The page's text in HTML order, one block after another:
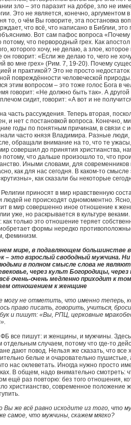
зло – это паразит на добре, зло не
Это не является, конечно, аргументом
то, о чём Вы говорите, эта постановка
что всё, что написано в Библии, это
Вот сам пафос вопроса
потому, что первородный грех. Как
которого хочу, не делаю, а злое,
он говорит: «Если же делаю то, чего не
во мне грех» (Рим. 7, 19-20). Почему
и практикой? Это не просто
повреждённости человеческой
этим вопросом – это тоже голос Бога в
говорит: «Не должно быть так». А другой
сидит, говорит: «А вот и не
часть рассуждения. Теперь вторая,
и нет с постановкой вопроса. Конечно,
годы по понятным причинам, в связи с
часто князя Владимира. Разные
обращали внимание на то, что те
совершил до принятия христианства,
потому, что дальше произошло то, что
Иными словами, для современников
как для нас сегодня. В каком-то
как сказали бы некоторые
приносят в мир нравственную
людей не происходят одномоментно.
в мир совершенно иное отношение к
уже, но раскрывается в культуре
как только это отношение теряет
формы нередко
феминизм.
мире, в подавляющем большинстве
– это взрослый свободный мужчина.
в полном смысле слова не
через культ Богородицы,
очень-очень медленно приходит к
отношением к женщине
могу не отметить, что именно теперь,
право писать, говорить, учиться,
и пишут: «Вы, РПЦ, церковные
все пишут: и женщины, и мужчины. Здесь
отдельным случаем, потому что где-то
дают повод. Нельзя же сказать, что все
белые и очаровательно пушистые,
нас оклеветать. Иногда нужно просто
В общем, надо внимательно смотреть:
ещё раз повторю: без того отношения,
христианство, современное положение
Вы же всё равно исходите из того, что
самое, что мужчины, скажем мягко?